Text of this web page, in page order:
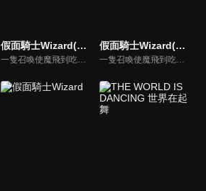
假面騎士Wizard(中文版)
一隻召喚使魔飛到吃著甜甜圈的青年．晴人身邊。晴人嘴裡唸著：「找到了嗎…」，便拿出戒指施展魔法叫出了假面騎士Wizard的專用機車．機械鋒翼，並騎上它在召喚使魔的帶領下離去。假面騎士Wizard的故事就此展開…。
假面騎士Wizard(中文版)
一隻召喚使魔飛到吃著甜甜圈的青年．晴人身邊。晴人嘴裡唸著：「找到了嗎…」，便拿出戒指施展魔法叫出了假面騎士Wizard的專用機車．機械鋒翼，並騎上它在召喚使魔的帶領下離去。假面騎士Wizard的故事就此展開…。